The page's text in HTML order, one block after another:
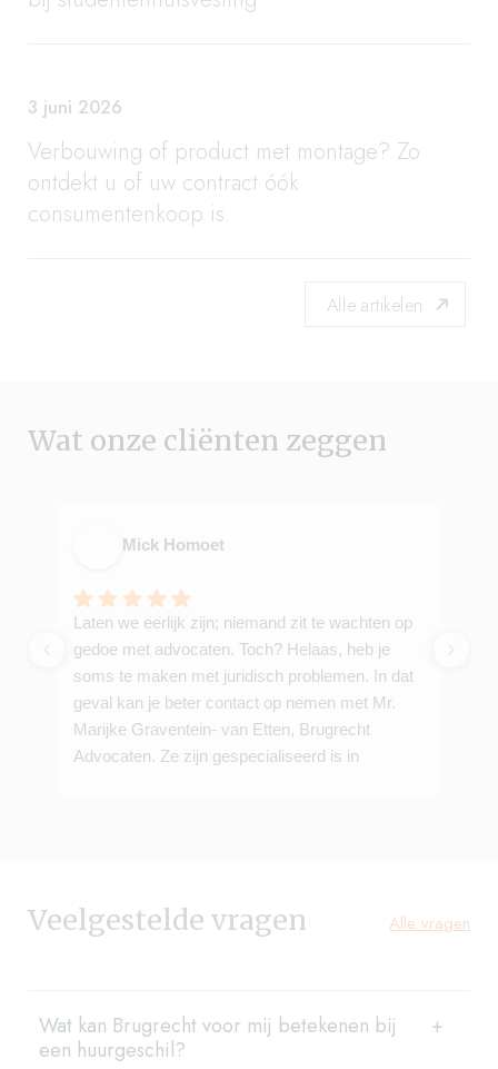
3 juni 2026
Verbouwing of product met montage? Zo
ontdekt u of uw contract óók
consumentenkoop is.
Alle artikelen
Wat onze cliënten zeggen
Mick Homoet
Laten we eerlijk zijn; niemand zit te wachten op
gedoe met advocaten. Toch? Helaas, heb je
soms te maken met juridisch problemen. In dat
geval kan je beter contact op nemen met Mr.
Marijke Graventein- van Etten, Brugrecht
Advocaten. Ze zijn gespecialiseerd is in
menselijke maat. Ik heb haar ervaren als een
warme persoonlijkheid die wanneer de situatie
Als client van Mr. Marijke Graventein- van Etten,
beveel ik haar van harte aan!
Veelgestelde vragen Alle vragen
Wat kan Brugrecht voor mij betekenen bij
een huurgeschil?